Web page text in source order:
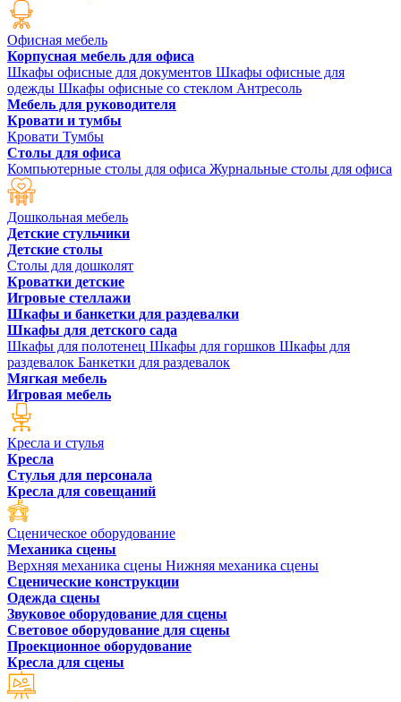
Офисная мебель
Корпусная мебель для офиса
Шкафы офисные для документов Шкафы офисные для
одежды Шкафы офисные со стеклом Антресоль
Мебель для руководителя
Кровати и тумбы
Кровати Тумбы
Столы для офиса
Компьютерные столы для офиса Журнальные столы для офиса
Дошкольная мебель
Детские стульчики
Детские столы
Столы для дошколят
Кроватки детские
Игровые стеллажи
Шкафы и банкетки для раздевалки
Шкафы для детского сада
Шкафы для полотенец Шкафы для горшков Шкафы для
раздевалок Банкетки для раздевалок
Мягкая мебель
Игровая мебель
Кресла и стулья
Кресла
Стулья для персонала
Кресла для совещаний
Сценическое оборудование
Механика сцены
Верхняя механика сцены Нижняя механика сцены
Сценические конструкции
Одежда сцены
Звуковое оборудование для сцены
Световое оборудование для сцены
Проекционное оборудование
Кресла для сцены